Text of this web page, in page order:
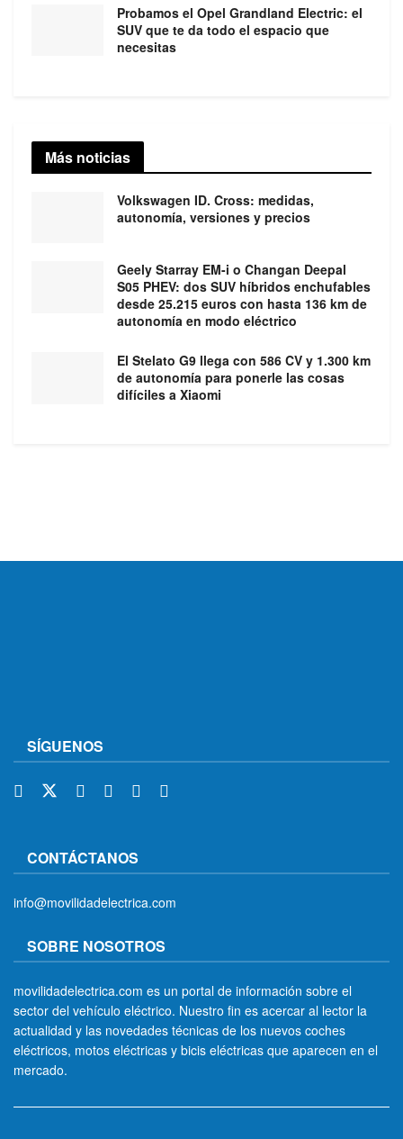
Probamos el Opel Grandland Electric: el
SUV que te da todo el espacio que
necesitas
Más noticias
Volkswagen ID. Cross: medidas,
autonomía, versiones y precios
Geely Starray EM-i o Changan Deepal
S05 PHEV: dos SUV híbridos enchufables
desde 25.215 euros con hasta 136 km de
autonomía en modo eléctrico
El Stelato G9 llega con 586 CV y 1.300 km
de autonomía para ponerle las cosas
difíciles a Xiaomi
SÍGUENOS
CONTÁCTANOS
info@movilidadelectrica.com
SOBRE NOSOTROS
movilidadelectrica.com es un portal de información sobre el
sector del vehículo eléctrico. Nuestro fin es acercar al lector la
actualidad y las novedades técnicas de los nuevos coches
eléctricos, motos eléctricas y bicis eléctricas que aparecen en el
mercado.